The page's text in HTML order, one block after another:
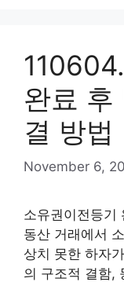
완료 후
결 방법
November 6,
소유권이전등기
동산 거래에서
상치 못한 하자
의 구조적 결함,